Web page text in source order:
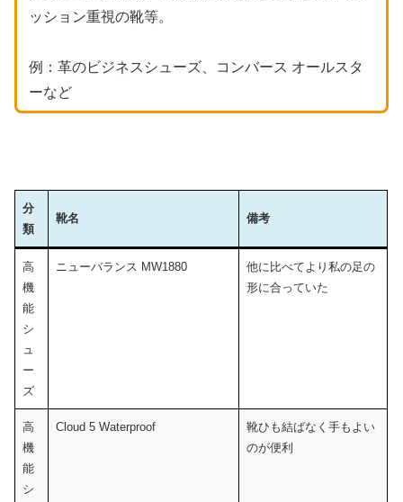
ッション重視の靴等。
例：革のビジネスシューズ、コンバース オールスタ
ーなど
分
類
靴名 備考
分
類
備考
高
機
能
シ
ュ
ー
ズ
ニューバランス MW1880
他に比べてより私の足の
形に合っていた
高
機
能
シ
Cloud 5 Waterproof
靴ひも結ばなく手もよい
のが便利